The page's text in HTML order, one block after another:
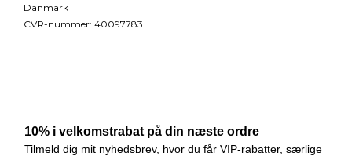
Danmark
CVR-nummer: 40097783